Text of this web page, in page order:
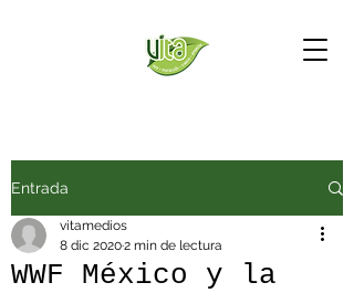
Entrada
WWF México y la
vitamedios
8 dic 20202 min de lectura